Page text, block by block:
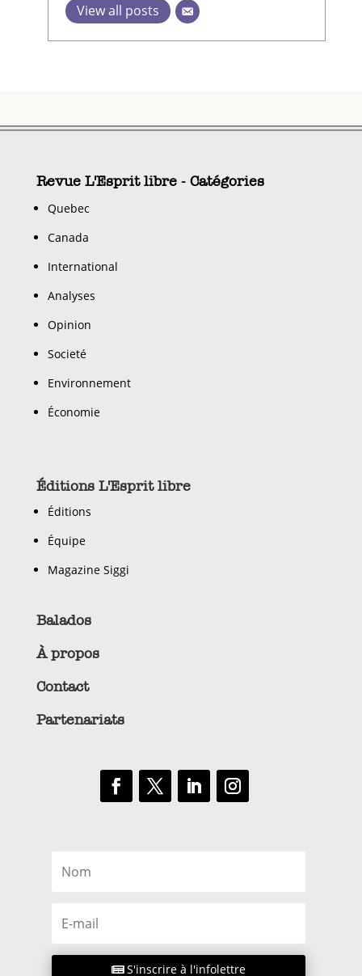
View all posts
Revue L'Esprit libre - Catégories
Quebec
Canada
International
Analyses
Opinion
Societé
Environnement
Économie
Éditions L'Esprit libre
Éditions
Équipe
Magazine Siggi
Balados
À propos
Contact
Partenariats
S'inscrire à l'infolettre